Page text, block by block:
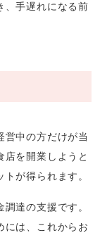
、手遅れになる前
営中の方だけが当
を開業しようと
が得られます。
達の支援です。
には、これからお